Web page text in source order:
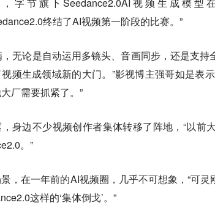
终结了AI视频第一阶段的比赛。”
，无论是自动运用多镜头、音画同步，还是支持
频生成领域新的大门。”影视博主强哥如是表
厂需要抓紧了。”
身边不少视频创作者集体转移了阵地，“以前
。”
，在一年前的AI视频圈，几乎不可想象，“可
这样的‘集体倒戈’。”